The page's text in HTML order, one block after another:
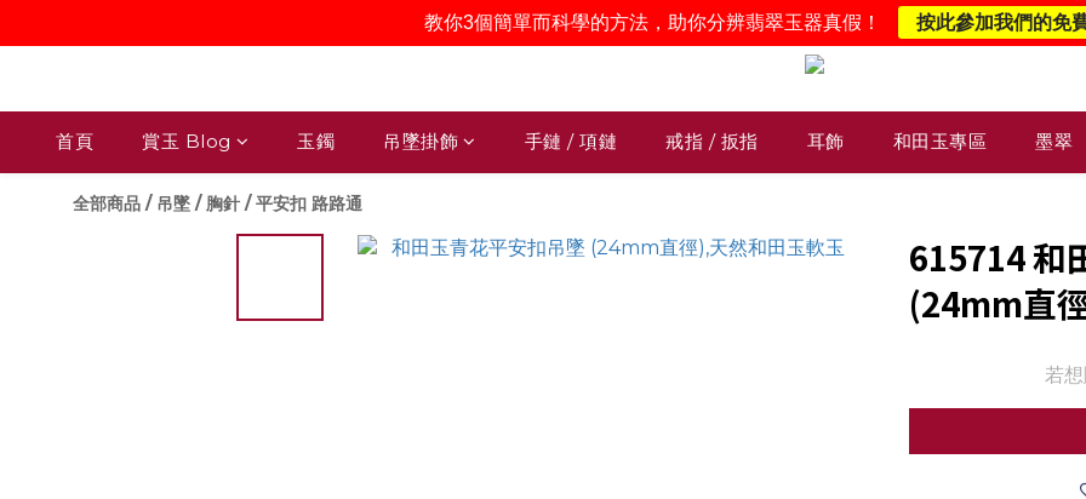
首頁 賞玉 Blog 玉鐲 吊墜掛飾 手鏈 / 項鏈 戒指 / 扳指 耳飾 和田玉專區 墨翠
全部商品 / 吊墜 / 胸針 /平安扣 路路通
615714 和
(24mm直
若
教你3個簡單而科學的方法，助你分辨翡翠玉器真假！ 按此參加我們的免